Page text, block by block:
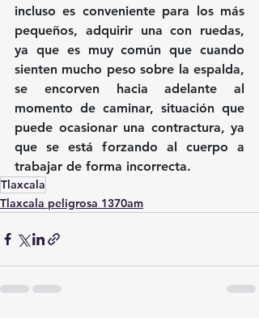
incluso es conveniente para los más
pequeños, adquirir una con ruedas,
ya que es muy común que cuando
sienten mucho peso sobre la espalda,
se encorven hacia adelante al
momento de caminar, situación que
puede ocasionar una contractura, ya
que se está forzando al cuerpo a
trabajar de forma incorrecta.
Tlaxcala
Tlaxcala peligrosa 1370am